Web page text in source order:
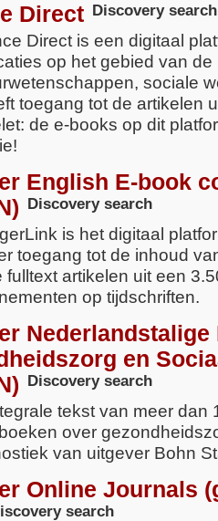
Direct Discovery search
Direct is een digitaal
op het gebied van
sociale
toegang tot de artikelen
de e-books op dit
English E-book
Discovery search
is het digitaal
toegang tot de inhoud
fulltext artikelen uit een
op tijdschriften.
en
Discovery search
tekst van meer dan
over
van uitgever Bohn
Online Journals
search